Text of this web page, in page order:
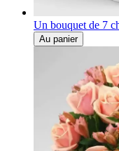
Un bouquet de 7
Au panier